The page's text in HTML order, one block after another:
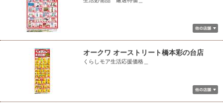
オークワ オーストリート橋本彩の台店
くらしモア生活応援価格＿